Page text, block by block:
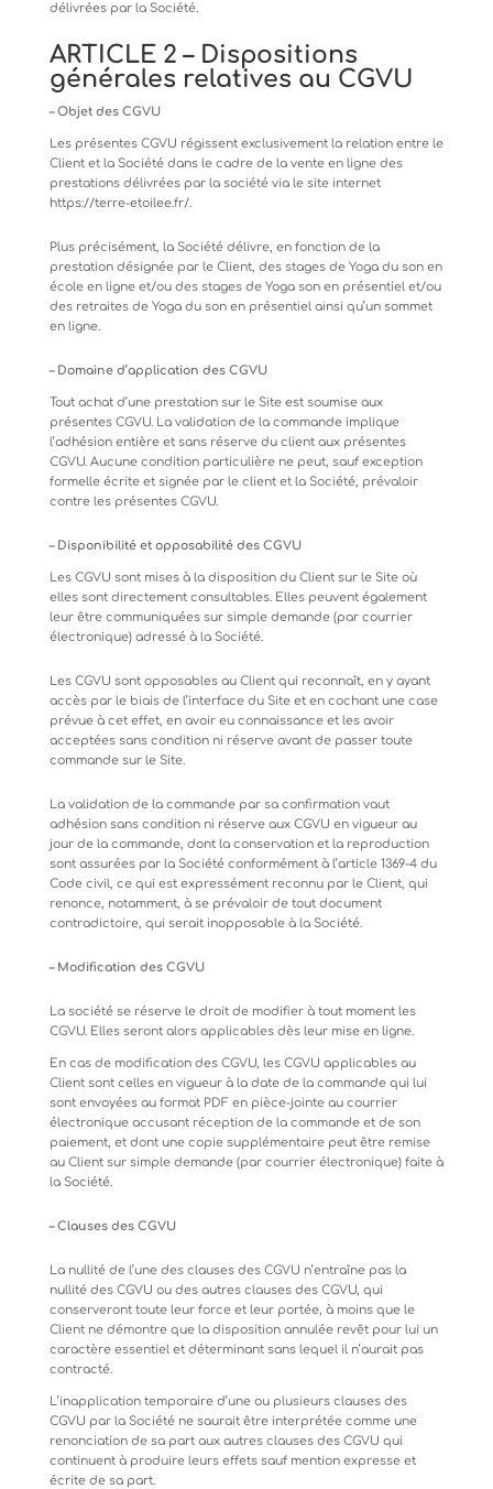
délivrées par la Société.
ARTICLE 2 – Dispositions
générales relatives au CGVU
– Objet des CGVU
Les présentes CGVU régissent exclusivement la relation entre le
Client et la Société dans le cadre de la vente en ligne des
prestations délivrées par la société via le site internet
https://terre-etoilee.fr/.
Plus précisément, la Société délivre, en fonction de la
prestation désignée par le Client, des stages de Yoga du son en
école en ligne et/ou des stages de Yoga son en présentiel et/ou
des retraites de Yoga du son en présentiel ainsi qu’un sommet
en ligne.
– Domaine d’application des CGVU
Tout achat d’une prestation sur le Site est soumise aux
présentes CGVU. La validation de la commande implique
l’adhésion entière et sans réserve du client aux présentes
CGVU. Aucune condition particulière ne peut, sauf exception
formelle écrite et signée par le client et la Société, prévaloir
contre les présentes CGVU.
– Disponibilité et opposabilité des CGVU
Les CGVU sont mises à la disposition du Client sur le Site où
elles sont directement consultables. Elles peuvent également
leur être communiquées sur simple demande (par courrier
électronique) adressé à la Société.
Les CGVU sont opposables au Client qui reconnaît, en y ayant
accès par le biais de l’interface du Site et en cochant une case
prévue à cet effet, en avoir eu connaissance et les avoir
acceptées sans condition ni réserve avant de passer toute
commande sur le Site.
La validation de la commande par sa confirmation vaut
adhésion sans condition ni réserve aux CGVU en vigueur au
jour de la commande, dont la conservation et la reproduction
sont assurées par la Société conformément à l’article 1369-4 du
Code civil, ce qui est expressément reconnu par le Client, qui
renonce, notamment, à se prévaloir de tout document
contradictoire, qui serait inopposable à la Société.
– Modification desCGVU
La société se réserve le droit de modifier à tout moment les
CGVU. Elles seront alors applicables dès leur mise en ligne.
En cas de modification des CGVU, les CGVU applicables au
Client sont celles en vigueur à la date de la commande qui lui
sont envoyées au format PDF en pièce-jointe au courrier
électronique accusant réception de la commande et de son
paiement, et dont une copie supplémentaire peut être remise
au Client sur simple demande (par courrier électronique) faite à
la Société.
– Clauses des CGVU
La nullité de l’une des clauses des CGVU n’entraîne pas la
nullité des CGVU ou des autres clauses des CGVU, qui
conserveront toute leur force et leur portée, à moins que le
Client ne démontre que la disposition annulée revêt pour lui un
caractère essentiel et déterminant sans lequel il n’aurait pas
contracté.
L’inapplication temporaire d’une ou plusieurs clauses des
CGVU par la Société ne saurait être interprétée comme une
renonciation de sa part aux autres clauses des CGVU qui
continuent à produire leurs effets sauf mention expresse et
écrite de sa part.